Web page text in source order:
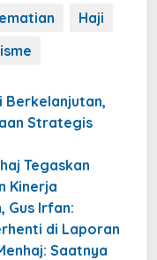
Haji
Berkelanjutan,
Strategis
Tegaskan
Kinerja
Gus Irfan:
di Laporan
Saatnya